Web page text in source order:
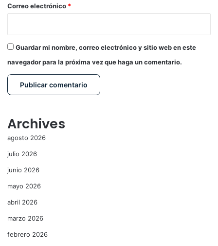
*
Correo electrónico *
Guardar mi nombre, correo electrónico y sitio web en este
navegador para la próxima vez que haga un comentario.
Archives
agosto 2026
julio 2026
junio 2026
mayo 2026
abril 2026
marzo 2026
febrero 2026